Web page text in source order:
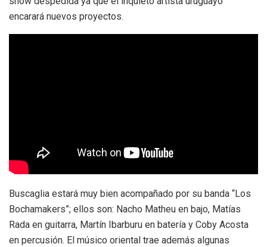
encarará nuevos proyectos.
Buscaglia estará muy bien acompañado por su banda “Los
Bochamakers”; ellos son: Nacho Matheu en bajo, Matías
Rada en guitarra, Martín Ibarburu en batería y Coby Acosta
en percusión. El músico oriental trae además algunas